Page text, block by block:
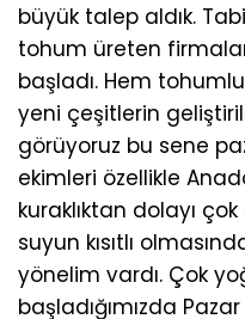
büyük talep aldık.
tohum üreten
başladı. Hem
yeni çeşitlerin
görüyoruz bu sene
ekimleri özellikle
kuraklıktan dolayı
suyun kısıtlı
yönelim vardı. Çok
başladığımızda